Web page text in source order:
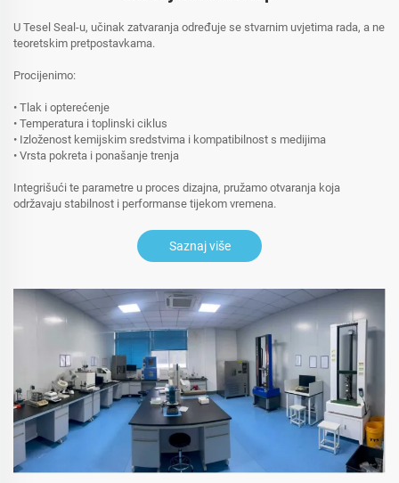
U Tesel Seal-u, učinak zatvaranja određuje se stvarnim uvjetima rada, a ne
teoretskim pretpostavkama.
Procijenimo:
• Tlak i opterećenje
• Temperatura i toplinski ciklus
• Izloženost kemijskim sredstvima i kompatibilnost s medijima
• Vrsta pokreta i ponašanje trenja
Integrišući te parametre u proces dizajna, pružamo otvaranja koja
održavaju stabilnost i performanse tijekom vremena.
Saznaj više